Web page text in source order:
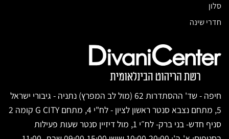
סלון
חדרי שינה
חיפה - שד' ההסתדרות 62 (מול לב המפרץ) נתניה - גיבורי ישראל
5, מתחם נצבא סנטר ראשון לציון - לח"י 4, מתחם G CITY קומה 2
סניף חדש- בני ברק- לח״י 1, מול דיזיין סנטר שעות פעילות